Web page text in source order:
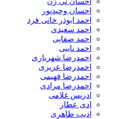
احسان وحیدپور
احمد ابوذر خانی فرد
احمد سعیدی
احمد صفایی
احمد نایبی
احمدرضا شهریاری
احمدرضا عزیزی
احمدرضا فهیمی
احمدرضا مرادی
ادریس غلامی
ادی عطار
ادیب طاهری